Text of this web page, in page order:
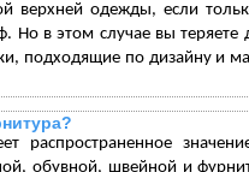
верхней одежды, если
Но в этом случае вы
подходящие по дизайну и
распространенное
обувной, швейной и